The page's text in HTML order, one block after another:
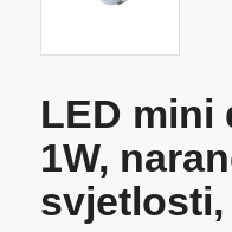
LED mini
1W,
svjetlosti,